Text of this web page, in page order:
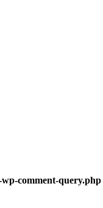
wp-comment-query.php